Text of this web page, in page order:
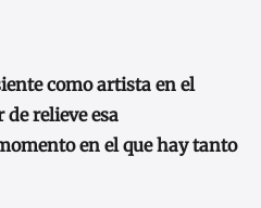
como artista en el
relieve esa
en el que hay tanto